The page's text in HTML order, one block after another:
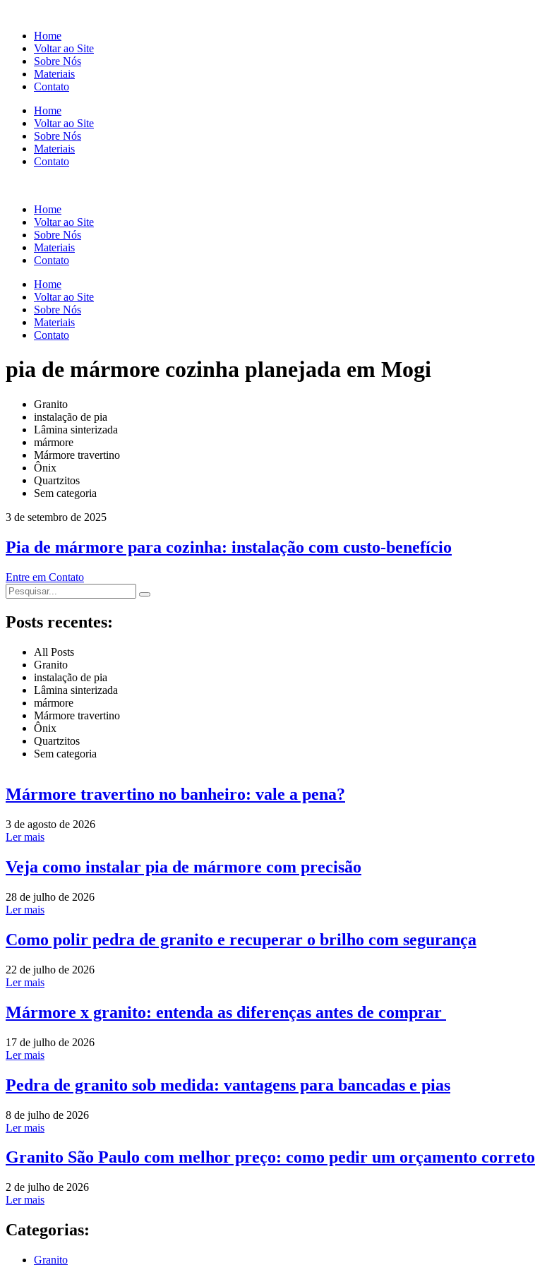
Home
Voltar ao Site
Sobre Nós
Materiais
Contato
Home
Voltar ao Site
Sobre Nós
Materiais
Contato
Home
Voltar ao Site
Sobre Nós
Materiais
Contato
Home
Voltar ao Site
Sobre Nós
Materiais
Contato
pia de mármore cozinha planejada em Mogi
Granito
instalação de pia
Lâmina sinterizada
mármore
Mármore travertino
Ônix
Quartzitos
Sem categoria
3 de setembro de 2025
Pia de mármore para cozinha: instalação com custo-benefício
Entre em Contato
Posts recentes:
All Posts
Granito
instalação de pia
Lâmina sinterizada
mármore
Mármore travertino
Ônix
Quartzitos
Sem categoria
Mármore travertino no banheiro: vale a pena?
3 de agosto de 2026
Ler mais
Veja como instalar pia de mármore com precisão
28 de julho de 2026
Ler mais
Como polir pedra de granito e recuperar o brilho com segurança
22 de julho de 2026
Ler mais
Mármore x granito: entenda as diferenças antes de comprar
17 de julho de 2026
Ler mais
Pedra de granito sob medida: vantagens para bancadas e pias
8 de julho de 2026
Ler mais
Granito São Paulo com melhor preço: como pedir um orçamento correto
2 de julho de 2026
Ler mais
Categorias:
Granito